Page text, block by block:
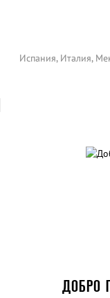
Испания, Италия,
ДОБРО